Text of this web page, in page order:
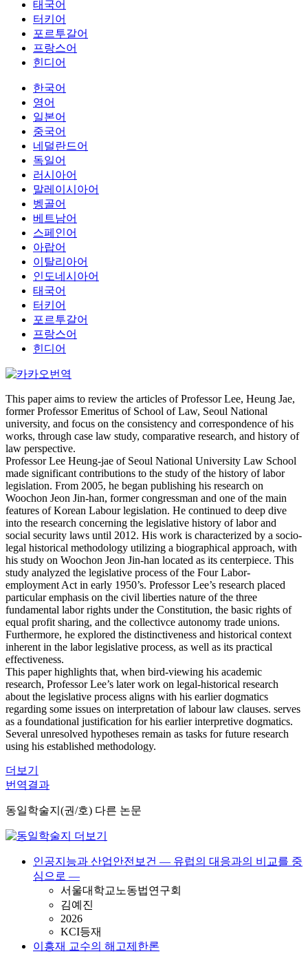
태국어
터키어
포르투갈어
프랑스어
힌디어
한국어
영어
일본어
중국어
네덜란드어
독일어
러시아어
말레이시아어
벵골어
베트남어
스페인어
아랍어
이탈리아어
인도네시아어
태국어
터키어
포르투갈어
프랑스어
힌디어
This paper aims to review the articles of Professor Lee, Heung Jae,
former Professor Emeritus of School of Law, Seoul National
university, and focus on the consistency and correspondence of his
works, through case law study, comparative research, and history of
law perspective.
Professor Lee Heung-jae of Seoul National University Law School
made significant contributions to the study of the history of labor
legislation. From 2005, he began publishing his research on
Woochon Jeon Jin-han, former congressman and one of the main
features of Korean Labour legislation. He continued to deep dive
into the research concerning the legislative history of labor and
social security laws until 2012. His work is characterized by a socio-
legal historical methodology utilizing a biographical approach, with
his study on Woochon Jeon Jin-han located as its centerpiece. This
study analyzed the legislative process of the Four Labor-
employment Act in early 1950’s. Professor Lee’s research placed
particular emphasis on the civil liberties nature of the three
fundamental labor rights under the Constitution, the basic rights of
equal profit sharing, and the collectivce autonomy trade unions.
Furthermore, he explored the distinctiveness and historical context
inherent in the labor legislative process, as well as its practical
effectiveness.
This paper highlights that, when bird-viewing his academic
research, Professor Lee’s later work on legal-historical research
about the legislative process aligns with his earlier dogmatics
regarding some issues on interpretation of labour law clauses. serves
as a foundational justification for his earlier interpretive dogmatics.
Several unresolved hypotheses remain as tasks for future research
using his established methodology.
더보기
번역결과
동일학술지(권/호) 다른 논문
인공지능과 산업안전보건 ― 유럽의 대응과의 비교를 중
심으로 ―
서울대학교노동법연구회
김예진
2026
KCI등재
이흥재 교수의 해고제한론